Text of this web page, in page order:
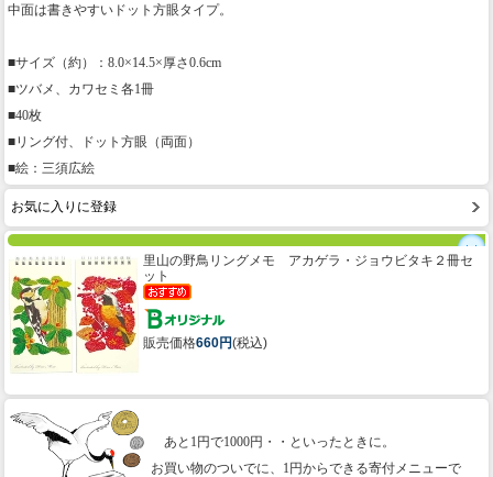
中面は書きやすいドット方眼タイプ。
■サイズ（約）：8.0×14.5×厚さ0.6cm
■ツバメ、カワセミ各1冊
■40枚
■リング付、ドット方眼（両面）
■絵：三須広絵
お気に入りに登録
里山の野鳥リングメモ アカゲラ・ジョウビタキ２冊セ
ット
販売価格660円(税込)
あと1円で1000円・・といったときに。
お買い物のついでに、1円からできる寄付メニューで